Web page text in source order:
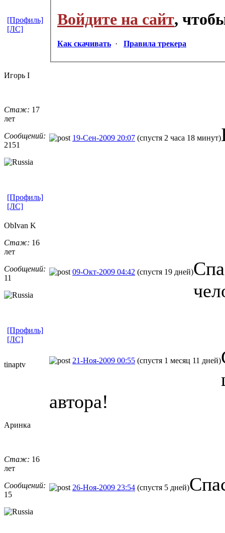
Войдите на сайт,
Как скачивать · Правила трекера
[Профиль]
[ЛС]
Игорь I
Стаж: 17
лет
Сообщений:
2151
19-Сен-2009 20:07 (спустя 2 часа 18 минут)
[Профиль]
[ЛС]
ObIvan K
Стаж: 16
лет
Сообщений:
11
09-Окт-2009 04:42 (спустя 19 дней)
[Профиль]
[ЛС]
tinaptv 21-Ноя-2009 00:55 (спустя 1 месяц 11 дней)
автора!
Аринка
Стаж: 16
лет
Сообщений:
15
26-Ноя-2009 23:54 (спустя 5 дней)